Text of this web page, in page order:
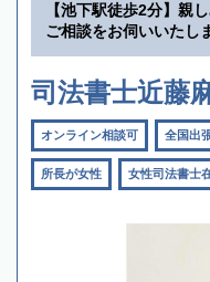
【池下駅徒歩2分】親
ご相談をお伺いいたし
司法書士近藤
オンライン相談可 全国出
所長が女性 女性司法書士